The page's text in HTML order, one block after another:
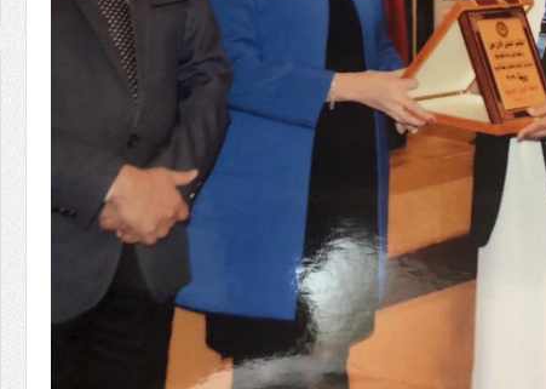
الأميرة (نجود بنت هذلول ) .. ميراث
البنيان .. طبيبة فوق العادة .: